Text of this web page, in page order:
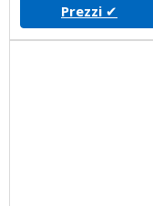
Prezzi ✔